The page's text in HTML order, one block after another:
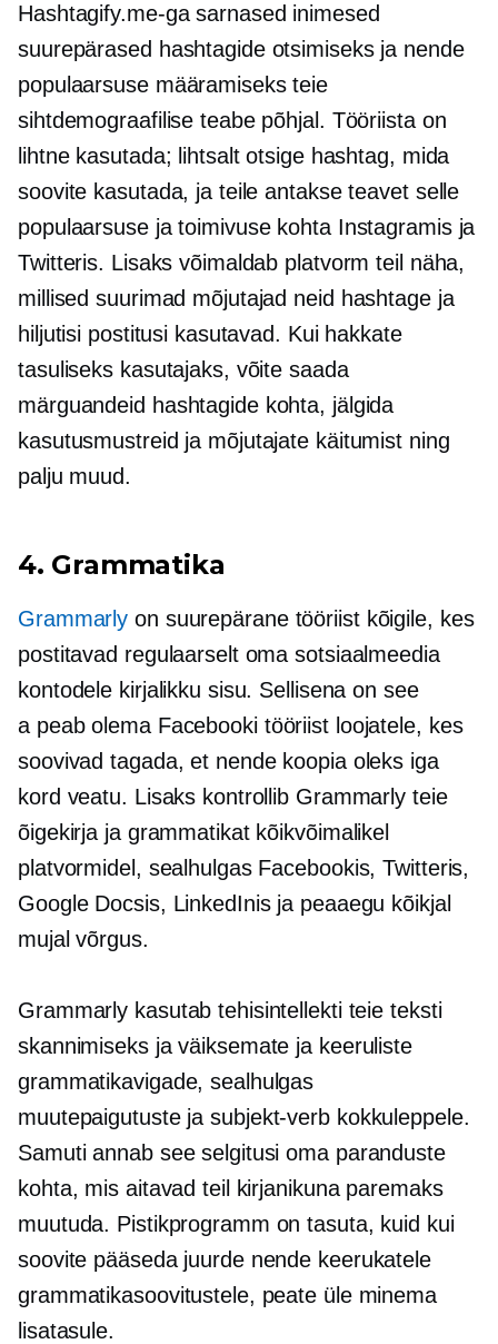
Hashtagify.me-ga sarnased inimesed
suurepärased hashtagide otsimiseks ja nende
populaarsuse määramiseks teie
sihtdemograafilise teabe põhjal. Tööriista on
lihtne kasutada; lihtsalt otsige hashtag, mida
soovite kasutada, ja teile antakse teavet selle
populaarsuse ja toimivuse kohta Instagramis ja
Twitteris. Lisaks võimaldab platvorm teil näha,
millised suurimad mõjutajad neid hashtage ja
hiljutisi postitusi kasutavad. Kui hakkate
tasuliseks kasutajaks, võite saada
märguandeid hashtagide kohta, jälgida
kasutusmustreid ja mõjutajate käitumist ning
palju muud.
4. Grammatika
Grammarly on suurepärane tööriist kõigile, kes
postitavad regulaarselt oma sotsiaalmeedia
kontodele kirjalikku sisu. Sellisena on see
a peab olemaFacebooki tööriist loojatele, kes
soovivad tagada, et nende koopia oleks iga
kord veatu. Lisaks kontrollib Grammarly teie
õigekirja ja grammatikat kõikvõimalikel
platvormidel, sealhulgas Facebookis, Twitteris,
Google Docsis, LinkedInis ja peaaegu kõikjal
mujal võrgus.
Grammarly kasutab tehisintellekti teie teksti
skannimiseks ja väiksemate ja keeruliste
grammatikavigade, sealhulgas
muutepaigutuste jasubjekt-verbkokkuleppele.
Samuti annab see selgitusi oma paranduste
kohta, mis aitavad teil kirjanikuna paremaks
muutuda. Pistikprogramm on tasuta, kuid kui
soovite pääseda juurde nende keerukatele
grammatikasoovitustele, peate üle minema
lisatasule.